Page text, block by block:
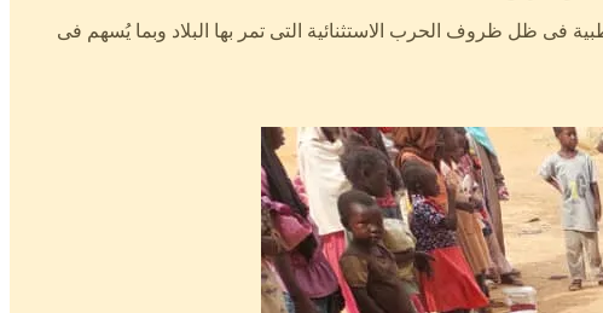
فى ظل ظروف الحرب الاستثنائية التى تمر بها البلاد وبما يُسهم فى